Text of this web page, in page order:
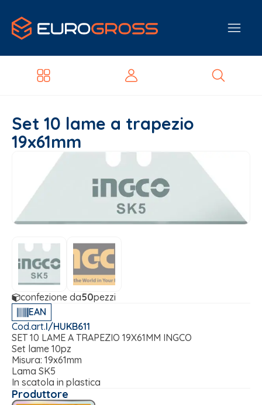
Set 10 lame a trapezio
19x61mm
confezione da50pezzi
EAN
Cod.art.I/HUKB611
SET 10 LAME A TRAPEZIO 19X61MM INGCO
Set lame 10pz
Misura: 19x61mm
Lama SK5
In scatola in plastica
Produttore